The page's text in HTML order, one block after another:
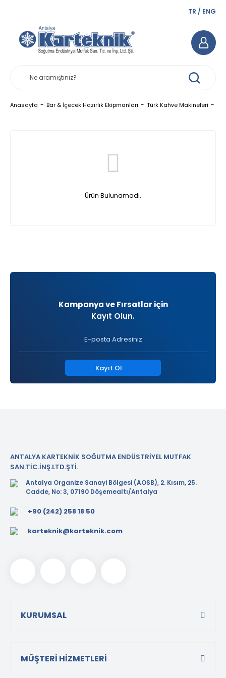
TR / ENG
Anasayfa Bar & İçecek Hazırlık Ekipmanları Türk Kahve Makineleri
Ürün Bulunamadı.
Kampanya ve Fırsatlar için
Kayıt Olun.
Kayıt Ol
ANTALYA KARTEKNİK SOĞUTMA ENDÜSTRİYEL MUTFAK
SAN.TİC.İNŞ.LTD.ŞTİ.
Antalya Organize Sanayi Bölgesi (AOSB), 2. Kısım, 25.
Cadde, No: 3, 07190 Döşemealtı/Antalya
+90 (242) 258 18 50
karteknik@karteknik.com
KURUMSAL
MÜŞTERİ HİZMETLERİ